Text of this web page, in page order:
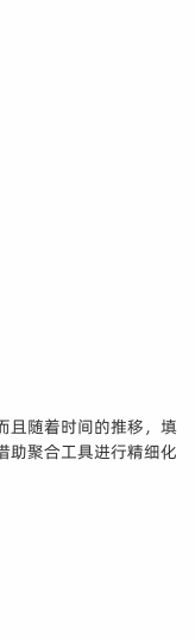
且随着时间的推移，填
助聚合工具进行精细化